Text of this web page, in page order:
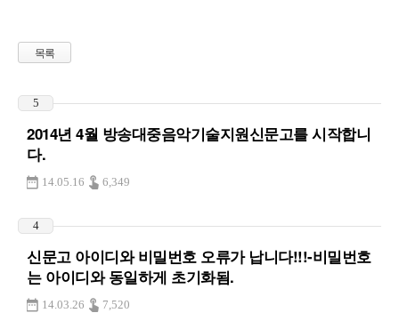
목록
5
2014년 4월 방송대중음악기술지원신문고를 시작합니
다.
14.05.16 6,349
4
신문고 아이디와 비밀번호 오류가 납니다!!!-비밀번호
는 아이디와 동일하게 초기화됨.
14.03.26 7,520